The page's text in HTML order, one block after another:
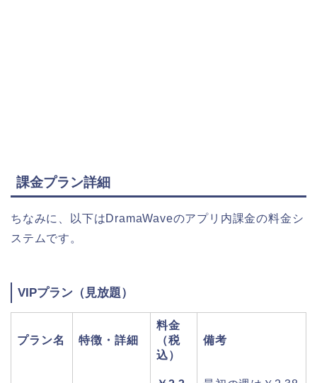
課金プラン詳細
ちなみに、以下はDramaWaveのアプリ内課金の料金シ
ステムです。
VIPプラン（見放題）
プラン名 特徴・詳細
料金
（税
込）
備考